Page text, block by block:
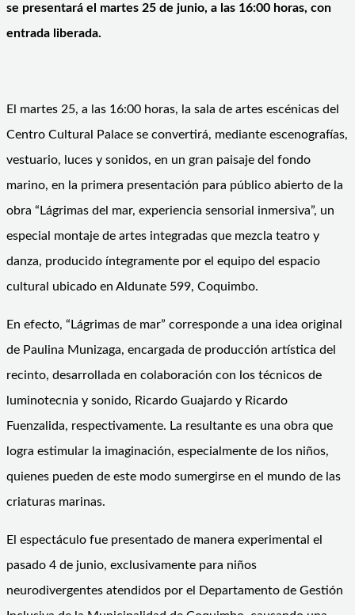
se presentará el martes 25 de junio, a las 16:00 horas, con
entrada liberada.
El martes 25, a las 16:00 horas, la sala de artes escénicas del
Centro Cultural Palace se convertirá, mediante escenografías,
vestuario, luces y sonidos, en un gran paisaje del fondo
marino, en la primera presentación para público abierto de la
obra “Lágrimas del mar, experiencia sensorial inmersiva”, un
especial montaje de artes integradas que mezcla teatro y
danza, producido íntegramente por el equipo del espacio
cultural ubicado en Aldunate 599, Coquimbo.
En efecto, “Lágrimas de mar” corresponde a una idea original
de Paulina Munizaga, encargada de producción artística del
recinto, desarrollada en colaboración con los técnicos de
luminotecnia y sonido, Ricardo Guajardo y Ricardo
Fuenzalida, respectivamente. La resultante es una obra que
logra estimular la imaginación, especialmente de los niños,
quienes pueden de este modo sumergirse en el mundo de las
criaturas marinas.
El espectáculo fue presentado de manera experimental el
pasado 4 de junio, exclusivamente para niños
neurodivergentes atendidos por el Departamento de Gestión